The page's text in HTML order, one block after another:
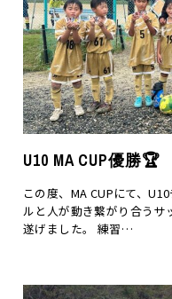
U10 MA CUP優勝🏆
この度、MA CUPにて、
ルと人が動き繋がり合うサ
遂げました。 練習…